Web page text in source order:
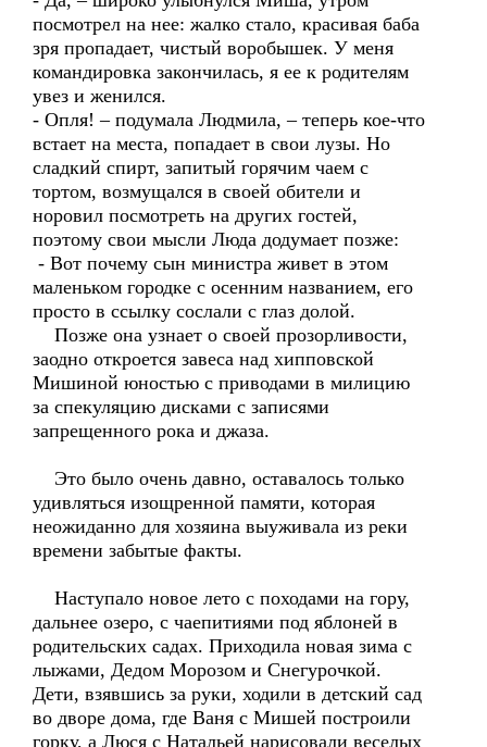
посмотрел на нее: жалко стало, красивая баба
зря пропадает, чистый воробышек. У меня
командировка закончилась, я ее к родителям
увез и женился.
- Опля! – подумала Людмила, – теперь кое-что
встает на места, попадает в свои лузы. Но
сладкий спирт, запитый горячим чаем с
тортом, возмущался в своей обители и
норовил посмотреть на других гостей,
поэтому свои мысли Люда додумает позже:
- Вот почему сын министра живет в этом
маленьком городке с осенним названием, его
просто в ссылку сослали с глаз долой.
Позже она узнает о своей прозорливости,
заодно откроется завеса над хипповской
Мишиной юностью с приводами в милицию
за спекуляцию дисками с записями
запрещенного рока и джаза.
Это было очень давно, оставалось только
удивляться изощренной памяти, которая
неожиданно для хозяина выуживала из реки
времени забытые факты.
Наступало новое лето с походами на гору,
дальнее озеро, с чаепитиями под яблоней в
родительских садах. Приходила новая зима с
лыжами, Дедом Морозом и Снегурочкой.
Дети, взявшись за руки, ходили в детский сад
во дворе дома, где Ваня с Мишей построили
горку, а Люся с Натальей нарисовали веселых